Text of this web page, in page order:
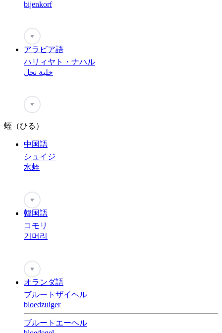
bijenkorf
♥
アラビア語
ハリィヤト・ナハル
خلية نحل
♥
蛭（ひる）
中国語
シュイジ
水蛭
♥
韓国語
コモリ
거머리
♥
オランダ語
ブルートザイヘル
bloedzuiger
ブルートエーヘル